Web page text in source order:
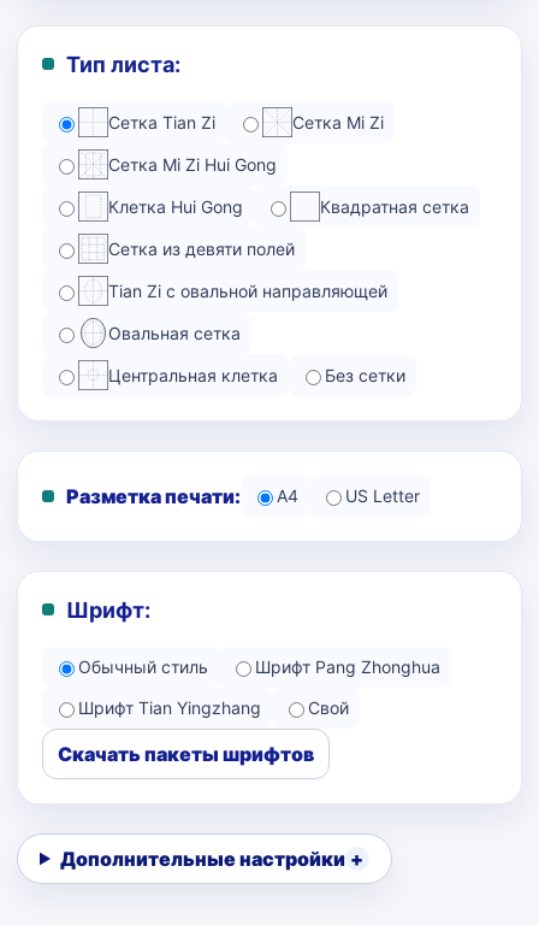
Тип листа:
Сетка Tian Zi Сетка Mi Zi
Сетка Mi Zi Hui Gong
Клетка Hui Gong Квадратная сетка
Сетка из девяти полей
Tian Zi с овальной направляющей
Овальная сетка
Центральная клетка Без сетки
Разметка печати: A4 US Letter
Шрифт:
Обычный стиль
Шрифт Pang Zhonghua
Шрифт Tian Yingzhang
Свой
Скачать пакеты шрифтов
Дополнительные настройки